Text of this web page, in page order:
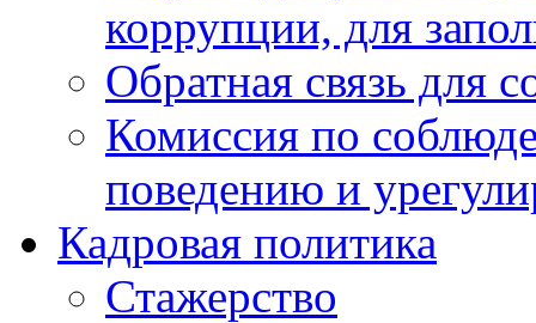
коррупции, для
Обратная связь для
Комиссия по
поведению и
Кадровая политика
Стажерство